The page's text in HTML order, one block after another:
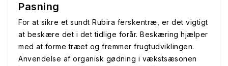
Pasning
For at sikre et sundt Rubira ferskentræ, er det vigtigt
at beskære det i det tidlige forår. Beskæring hjælper
med at forme træet og fremmer frugtudviklingen.
Anvendelse af organisk gødning i vækstsæsonen